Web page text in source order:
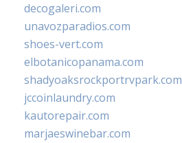
decogaleri.com
unavozparadios.com
shoes-vert.com
elbotanicopanama.com
shadyoaksrockportrvpark.com
jccoinlaundry.com
kautorepair.com
marjaeswinebar.com